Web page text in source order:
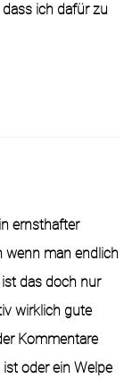
ich dafür zu
ernsthafter
wenn man endlich
das doch nur
wirklich gute
Kommentare
oder ein Welpe